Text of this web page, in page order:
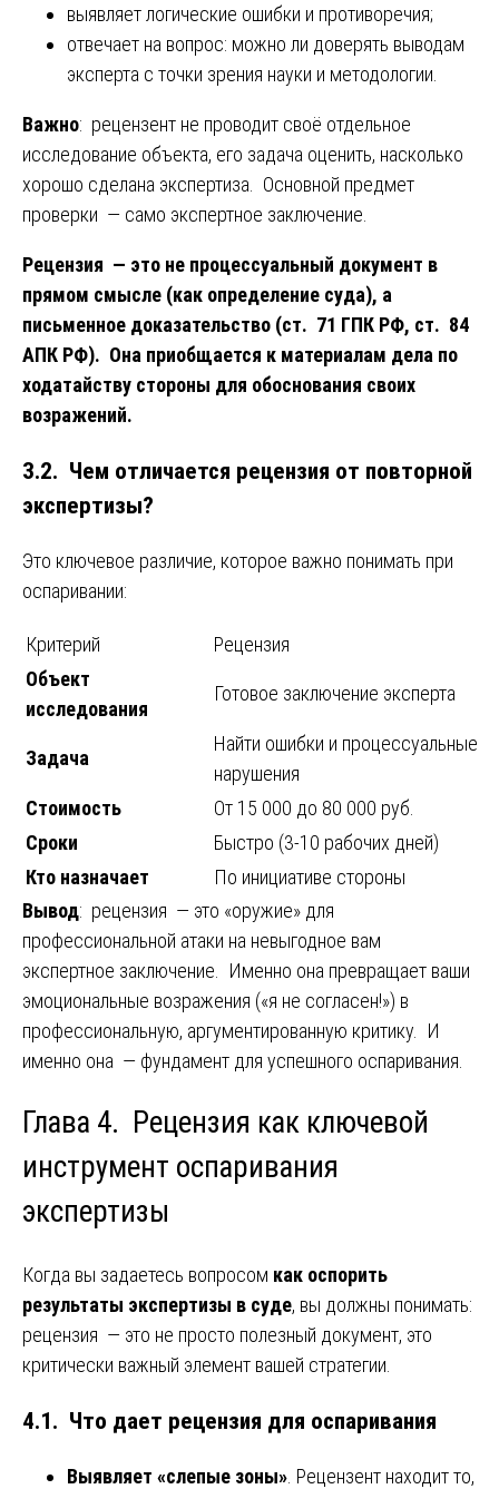
выявляет логические ошибки и противоречия;
отвечает на вопрос: можно ли доверять выводам
эксперта с точки зрения науки и методологии.
Важно: рецензент не проводит своё отдельное
исследование объекта, его задача оценить, насколько
хорошо сделана экспертиза. Основной предмет
проверки — само экспертное заключение.
Рецензия — это не процессуальный документ в
прямом смысле (как определение суда), а
письменное доказательство (ст. 71 ГПК РФ, ст. 84
АПК РФ). Она приобщается к материалам дела по
ходатайству стороны для обоснования своих
возражений.
3.2. Чем отличается рецензия от повторной
экспертизы?
Это ключевое различие, которое важно понимать при
оспаривании:
Критерий
Рецензия
Объект
исследования
Готовое заключение эксперта
Задача
Найти ошибки и процессуальные
нарушения
Стоимость
От 15 000 до 80 000 руб.
Сроки
Быстро (3-10 рабочих дней)
Кто назначает
По инициативе стороны
Вывод: рецензия — это «оружие» для
профессиональной атаки на невыгодное вам
экспертное заключение. Именно она превращает ваши
эмоциональные возражения («я не согласен!») в
профессиональную, аргументированную критику. И
именно она — фундамент для успешного оспаривания.
Глава 4. Рецензия как ключевой
инструмент оспаривания
экспертизы
Когда вы задаетесь вопросом как оспорить
результаты экспертизы в суде, вы должны понимать:
рецензия — это не просто полезный документ, это
критически важный элемент вашей стратегии.
4.1. Что дает рецензия для оспаривания
Выявляет «слепые зоны» . Рецензент находит то,